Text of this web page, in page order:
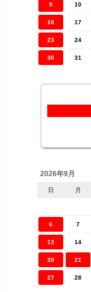
9 10
16 17
23 24
30 31
2026年9月
日 月
6 7
13 14
20 21
27 28